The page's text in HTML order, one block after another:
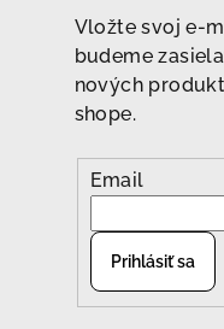
Vložte svoj e-
budeme
nových
shope.
Email
Prihlásiť sa